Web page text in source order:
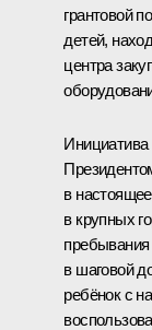
грантовой
детей,
центра
Инициатива
в
в крупных
в шаговой
ребёнок с